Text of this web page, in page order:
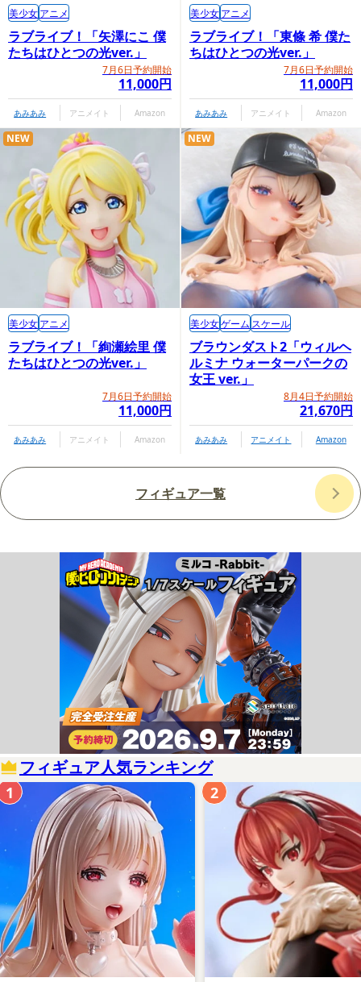
ラブライブ！「矢澤にこ 僕
たちはひとつの光ver.」
7月6日予約開始
11,000円
美少女アニメ
あみあみ アニメイト Amazon
ラブライブ！「東條 希 僕た
ちはひとつの光ver.」
7月6日予約開始
11,000円
美少女アニメ
あみあみ アニメイト Amazon
ラブライブ！「絢瀬絵里 僕
たちはひとつの光ver.」
7月6日予約開始
11,000円
NEW
美少女アニメ
あみあみ アニメイト Amazon
ブラウンダスト2「ウィルヘ
ルミナ ウォーターパークの
女王 ver.」
8月4日予約開始
21,670円
NEW
美少女ゲーム スケール
あみあみ アニメイト Amazon
フィギュア一覧
フィギュア人気ランキング
1 2